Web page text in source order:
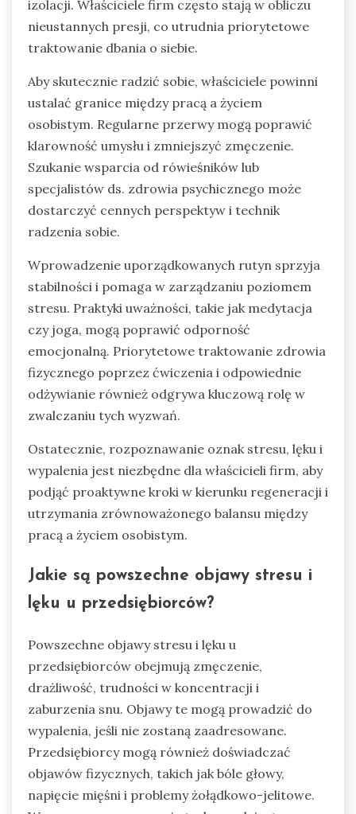
izolacji. Właściciele firm często stają w obliczu
nieustannych presji, co utrudnia priorytetowe
traktowanie dbania o siebie.
Aby skutecznie radzić sobie, właściciele powinni
ustalać granice między pracą a życiem
osobistym. Regularne przerwy mogą poprawić
klarowność umysłu i zmniejszyć zmęczenie.
Szukanie wsparcia od rówieśników lub
specjalistów ds. zdrowia psychicznego może
dostarczyć cennych perspektyw i technik
radzenia sobie.
Wprowadzenie uporządkowanych rutyn sprzyja
stabilności i pomaga w zarządzaniu poziomem
stresu. Praktyki uważności, takie jak medytacja
czy joga, mogą poprawić odporność
emocjonalną. Priorytetowe traktowanie zdrowia
fizycznego poprzez ćwiczenia i odpowiednie
odżywianie również odgrywa kluczową rolę w
zwalczaniu tych wyzwań.
Ostatecznie, rozpoznawanie oznak stresu, lęku i
wypalenia jest niezbędne dla właścicieli firm, aby
podjąć proaktywne kroki w kierunku regeneracji i
utrzymania zrównoważonego balansu między
pracą a życiem osobistym.
Jakie są powszechne objawy stresu i
lęku u przedsiębiorców?
Powszechne objawy stresu i lęku u
przedsiębiorców obejmują zmęczenie,
drażliwość, trudności w koncentracji i
zaburzenia snu. Objawy te mogą prowadzić do
wypalenia, jeśli nie zostaną zaadresowane.
Przedsiębiorcy mogą również doświadczać
objawów fizycznych, takich jak bóle głowy,
napięcie mięśni i problemy żołądkowo-jelitowe.